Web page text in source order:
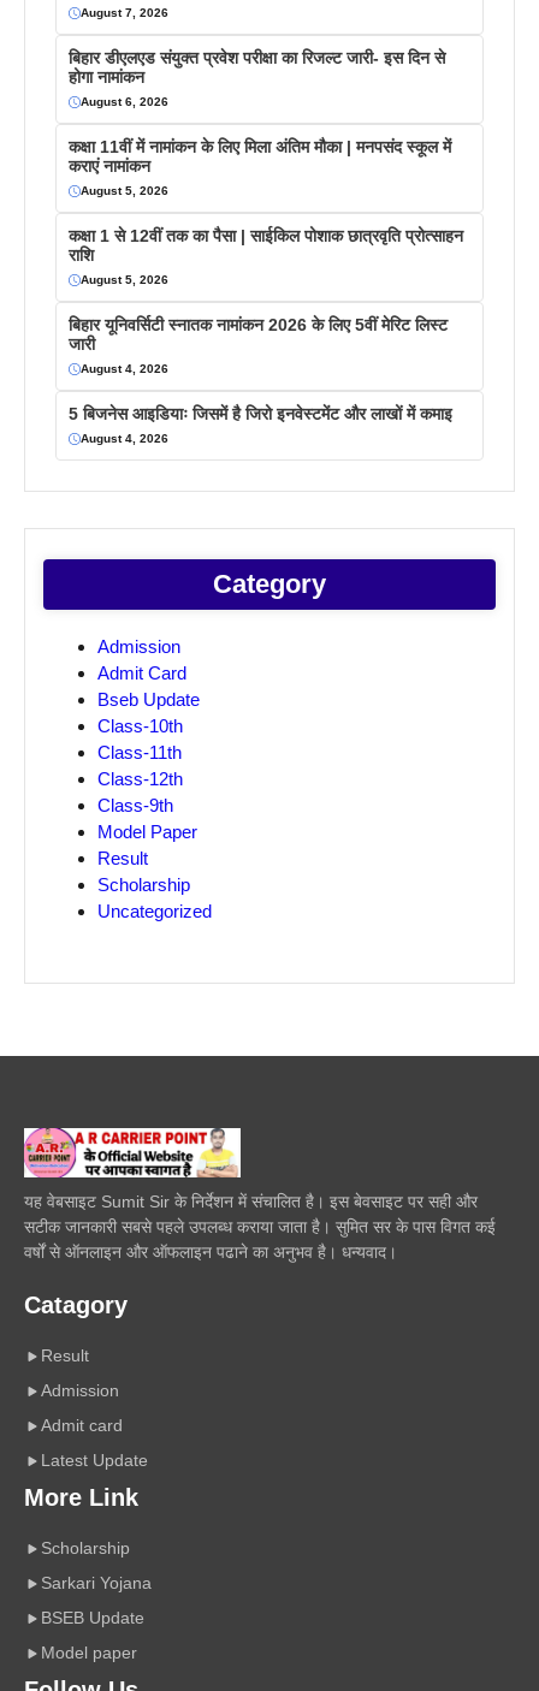
August 7, 2026
बिहार डीएलएड संयुक्त प्रवेश परीक्षा का रिजल्ट जारी- इस दिन से
होगा नामांकन
August 6, 2026
कक्षा 11वीं में नामांकन के लिए मिला अंतिम मौका | मनपसंद स्कूल में
कराएं नामांकन
August 5, 2026
कक्षा 1 से 12वीं तक का पैसा | साईकिल पोशाक छात्रवृति प्रोत्साहन
राशि
August 5, 2026
बिहार यूनिवर्सिटी स्नातक नामांकन 2026 के लिए 5वीं मेरिट लिस्ट
जारी
August 4, 2026
5 बिजनेस आइडियाः जिसमें है जिरो इनवेस्टमेंट और लाखों में कमाइ
August 4, 2026
Category
Admission
Admit Card
Bseb Update
Class-10th
Class-11th
Class-12th
Class-9th
Model Paper
Result
Scholarship
Uncategorized
यह वेबसाइट Sumit Sir के निर्देशन में संचालित है। इस बेवसाइट पर सही और
सटीक जानकारी सबसे पहले उपलब्ध कराया जाता है। सुमित सर के पास विगत कई
वर्षों से ऑनलाइन और ऑफलाइन पढाने का अनुभव है। धन्यवाद।
Catagory
Result
Admission
Admit card
Latest Update
More Link
Scholarship
Sarkari Yojana
BSEB Update
Model paper